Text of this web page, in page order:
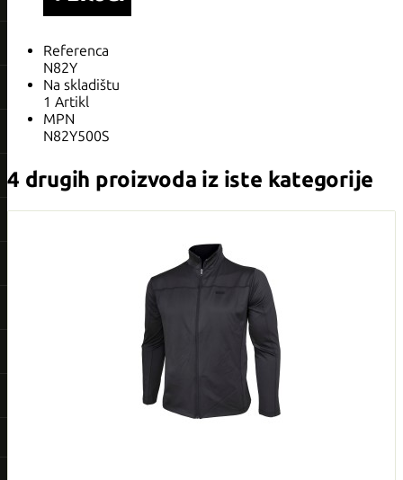
Referenca
N82Y
Na skladištu
1 Artikl
MPN
N82Y500S
4 drugih proizvoda iz iste kategorije